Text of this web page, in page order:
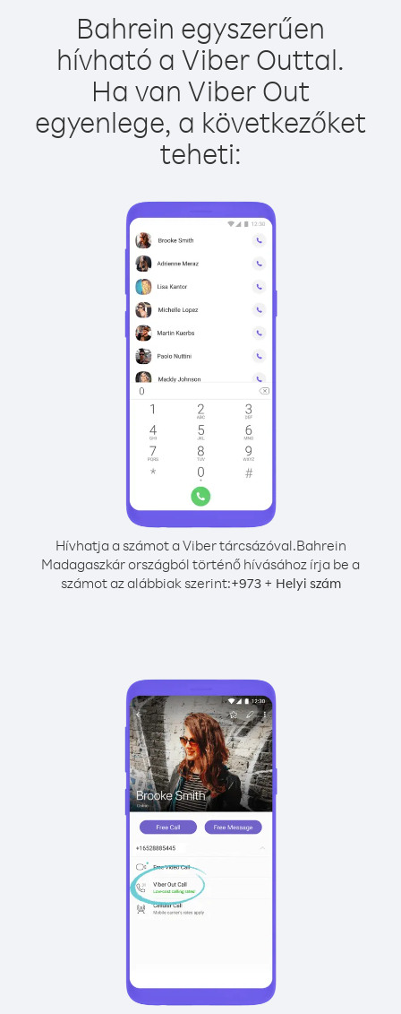
Bahrein egyszerűen
hívható a Viber Outtal.
Ha van Viber Out
egyenlege, a következőket
teheti:
Hívhatja a számot a Viber tárcsázóval.Bahrein
Madagaszkár országból történő hívásához írja be a
számot az alábbiak szerint:+973+ Helyi szám